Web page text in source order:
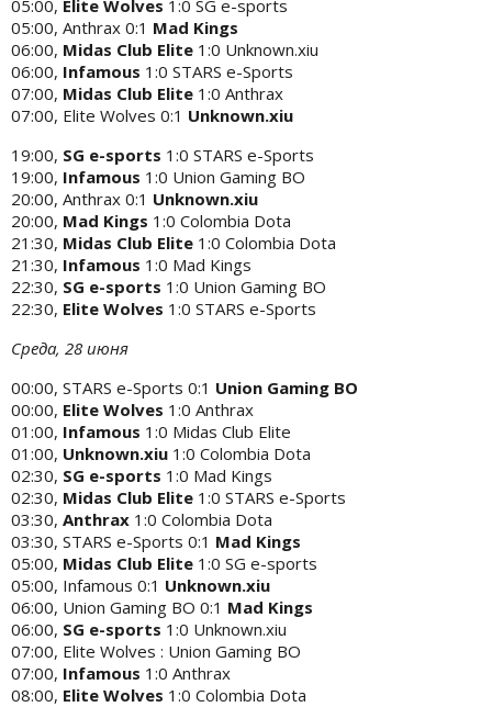
05:00, Elite Wolves 1:0 SG e-sports
05:00, Anthrax 0:1 Mad Kings
06:00, Midas Club Elite 1:0 Unknown.xiu
06:00, Infamous 1:0 STARS e-Sports
07:00, Midas Club Elite 1:0 Anthrax
07:00, Elite Wolves 0:1 Unknown.xiu
19:00, SG e-sports 1:0 STARS e-Sports
19:00, Infamous 1:0 Union Gaming BO
20:00, Anthrax 0:1 Unknown.xiu
20:00, Mad Kings 1:0 Colombia Dota
21:30, Midas Club Elite 1:0 Colombia Dota
21:30, Infamous 1:0 Mad Kings
22:30, SG e-sports 1:0 Union Gaming BO
22:30, Elite Wolves 1:0 STARS e-Sports
Среда, 28 июня
00:00, STARS e-Sports 0:1 Union Gaming BO
00:00, Elite Wolves 1:0 Anthrax
01:00, Infamous 1:0 Midas Club Elite
01:00, Unknown.xiu 1:0 Colombia Dota
02:30, SG e-sports 1:0 Mad Kings
02:30, Midas Club Elite 1:0 STARS e-Sports
03:30, Anthrax 1:0 Colombia Dota
03:30, STARS e-Sports 0:1 Mad Kings
05:00, Midas Club Elite 1:0 SG e-sports
05:00, Infamous 0:1 Unknown.xiu
06:00, Union Gaming BO 0:1 Mad Kings
06:00, SG e-sports 1:0 Unknown.xiu
07:00, Elite Wolves : Union Gaming BO
07:00, Infamous 1:0 Anthrax
08:00, Elite Wolves 1:0 Colombia Dota